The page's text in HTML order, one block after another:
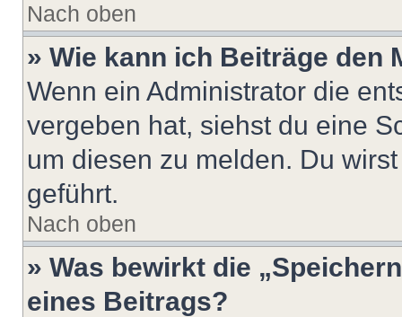
Nach oben
» Wie kann ich Beiträge den
Wenn ein Administrator die
vergeben hat, siehst du eine
um diesen zu melden. Du
geführt.
Nach oben
» Was bewirkt die
eines Beitrags?